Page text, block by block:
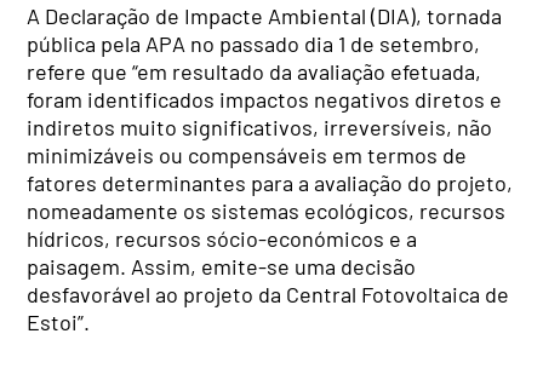
A Declaração de Impacte Ambiental (DIA), tornada
pública pela APA no passado dia 1 de setembro,
refere que “em resultado da avaliação efetuada,
foram identificados impactos negativos diretos e
indiretos muito significativos, irreversíveis, não
minimizáveis ou compensáveis em termos de
fatores determinantes para a avaliação do projeto,
nomeadamente os sistemas ecológicos, recursos
hídricos, recursos sócio-económicos e a
paisagem. Assim, emite-se uma decisão
desfavorável ao projeto da Central Fotovoltaica de
Estoi”.